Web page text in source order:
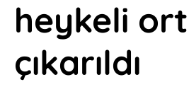
heykeli
çıkarıldı